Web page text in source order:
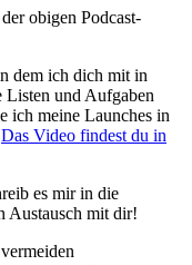
obigen Podcast-
dem ich dich mit in
Listen und Aufgaben
ich meine Launches in
Das Video findest du in
es mir in die
Austausch mit dir!